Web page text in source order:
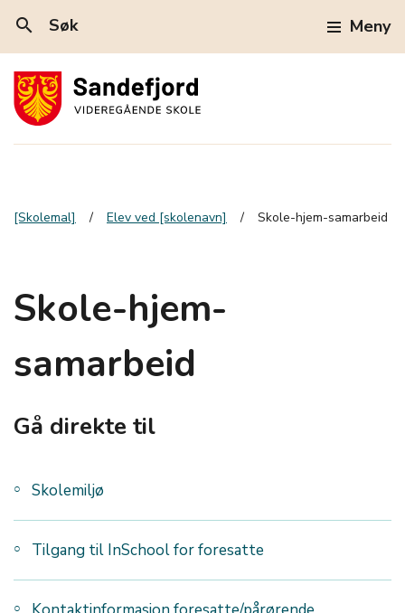
search Søk Meny
[Skolemal] Elev ved [skolenavn] Skole-hjem-samarbeid
Skole-hjem-
samarbeid
Gå direkte til
Skolemiljø
Tilgang til InSchool for foresatte